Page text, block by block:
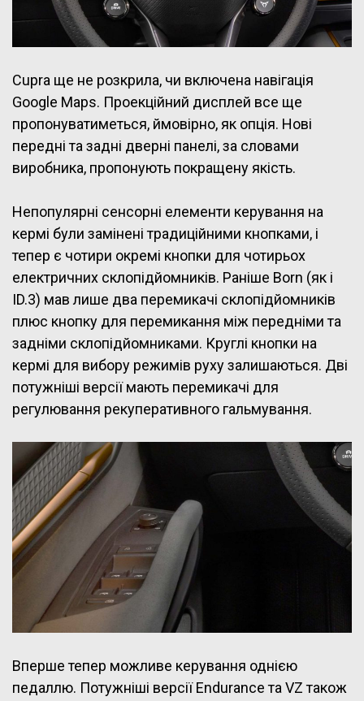
Cupra ще не розкрила, чи включена навігація
Google Maps. Проекційний дисплей все ще
пропонуватиметься, ймовірно, як опція. Нові
передні та задні дверні панелі, за словами
виробника, пропонують покращену якість.
Непопулярні сенсорні елементи керування на
кермі були замінені традиційними кнопками, і
тепер є чотири окремі кнопки для чотирьох
електричних склопідйомників. Раніше Born (як і
ID.3) мав лише два перемикачі склопідйомників
плюс кнопку для перемикання між передніми та
задніми склопідйомниками. Круглі кнопки на
кермі для вибору режимів руху залишаються. Дві
потужніші версії мають перемикачі для
регулювання рекуперативного гальмування.
Вперше тепер можливе керування однією
педаллю. Потужніші версії Endurance та VZ також